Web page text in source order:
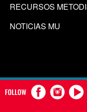
RECURSOS
NOTICIAS MU
FOLLOW